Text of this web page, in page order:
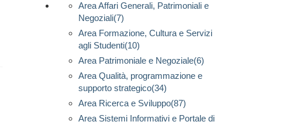
Area Affari Generali, Patrimoniali e
Negoziali(7)
Area Formazione, Cultura e Servizi
agli Studenti(10)
Area Patrimoniale e Negoziale(6)
Area Qualità, programmazione e
supporto strategico(34)
Area Ricerca e Sviluppo(87)
Area Sistemi Informativi e Portale di